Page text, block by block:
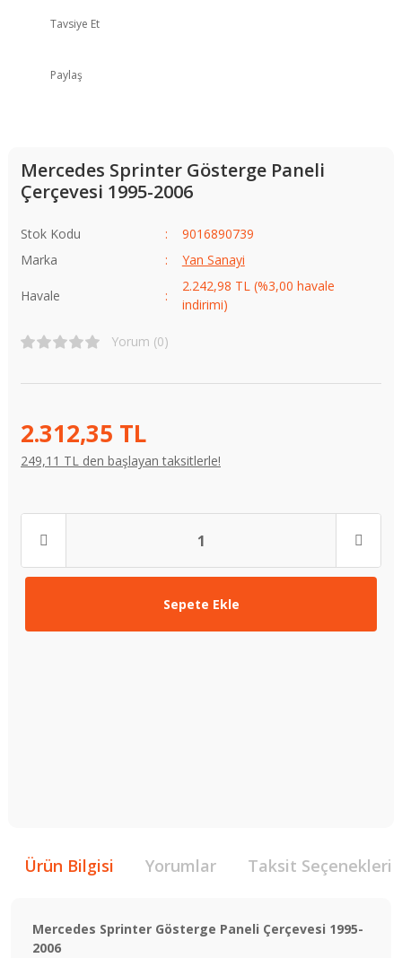
Tavsiye Et
Paylaş
Mercedes Sprinter Gösterge Paneli
Çerçevesi 1995-2006
Stok Kodu
9016890739
Marka
Yan Sanayi
Havale
2.242,98 TL (%3,00 havale
indirimi)
Yorum (0)
2.312,35 TL
249,11 TL den başlayan taksitlerle!
Sepete Ekle
Ürün Bilgisi Yorumlar Taksit Seçenekleri
Mercedes Sprinter Gösterge Paneli Çerçevesi 1995-
2006